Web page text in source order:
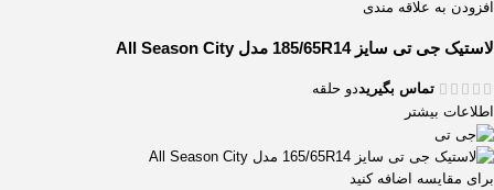
افزودن به علاقه مندی
لاستیک جی تی سایز 185/65R14 مدل All Season City
تماس بگیریددو حلقه
اطلاعات بیشتر
برای مقایسه اضافه کنید